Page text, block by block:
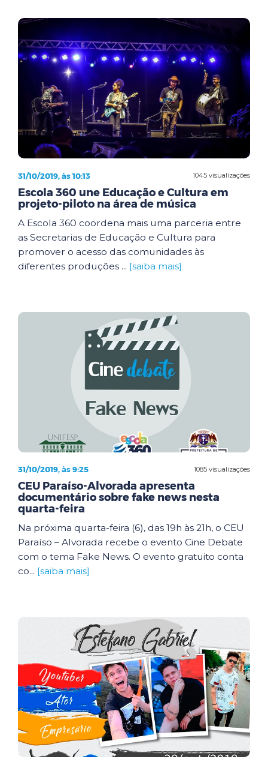
1045 visualizações
31/10/2019, às 10:13
Escola 360 une Educação e Cultura em
projeto-piloto na área de música
A Escola 360 coordena mais uma parceria entre
as Secretarias de Educação e Cultura para
promover o acesso das comunidades às
diferentes produções ... [saiba mais]
1085 visualizações
31/10/2019, às 9:25
CEU Paraíso-Alvorada apresenta
documentário sobre fake news nesta
quarta-feira
Na próxima quarta-feira (6), das 19h às 21h, o CEU
Paraíso – Alvorada recebe o evento Cine Debate
com o tema Fake News. O evento gratuito conta
co... [saiba mais]